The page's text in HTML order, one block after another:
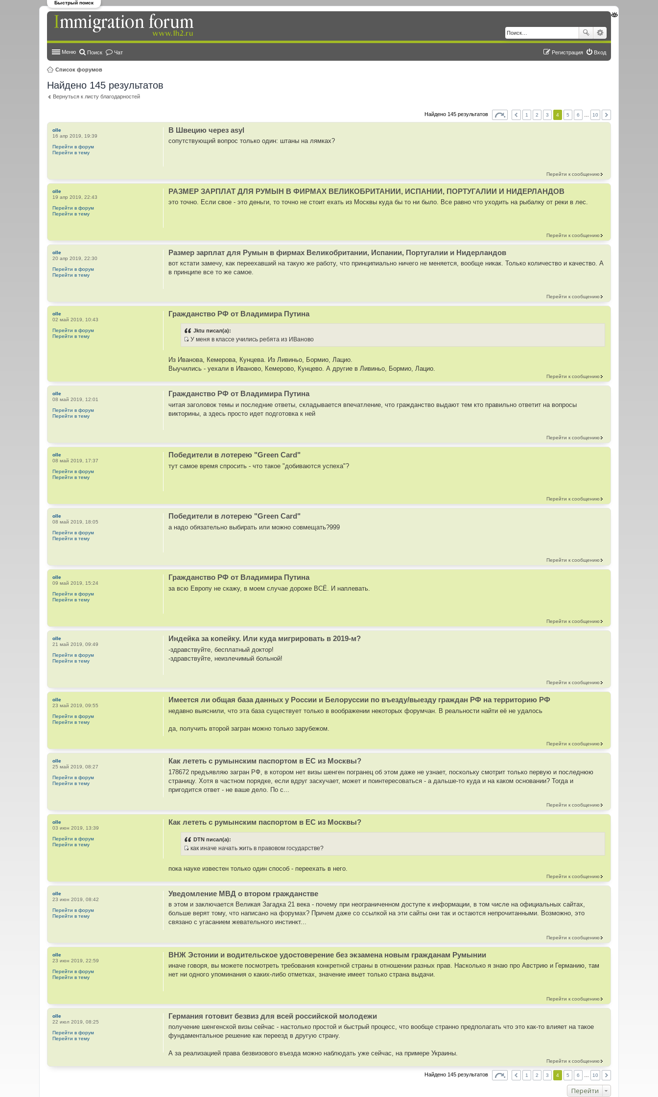
Меню Поиск Чат Вход
Регистрация
Список форумов
Быстрый поиск
Найдено 145 результатов
Вернуться к листу благодарностей
Найдено 145 результатов 1 2 3 4 5 6 10
olle
16 апр 2019, 19:39
Перейти в форум
Перейти в тему
В Швецию через asyl
сопутствующий вопрос только один: штаны на лямках?
Перейти к сообщению
olle
19 апр 2019, 22:43
Перейти в форум
Перейти в тему
РАЗМЕР ЗАРПЛАТ ДЛЯ РУМЫН В ФИРМАХ ВЕЛИКОБРИТАНИИ, ИСПАНИИ, ПОРТУГАЛИИ И НИДЕРЛАНДОВ
это точно. Если свое - это деньги, то точно не стоит ехать из Москвы куда бы то ни было. Все равно что уходить на рыбалку от реки в лес.
Перейти к сообщению
olle
20 апр 2019, 22:30
Перейти в форум
Перейти в тему
Размер зарплат для Румын в фирмах Великобритании, Испании, Португалии и Нидерландов
вот кстати замечу, как переехавший на такую же работу, что принципиально ничего не меняется, вообще никак. Только количество и качество. А
в принципе все то же самое.
Перейти к сообщению
olle
02 май 2019, 10:43
Перейти в форум
Перейти в тему
Гражданство РФ от Владимира Путина
Jktu писал(а):
И
т
о
ч
и
к
ц
а
ы
У меня в классе учились ребята из ИВаново
Из Иванова, Кемерова, Кунцева. Из Ливиньо, Бормио, Лацио.
Выучились - уехали в Иваново, Кемерово, Кунцево. А другие в Ливиньо, Бормио, Лацио.
Перейти к сообщению
olle
08 май 2019, 12:01
Перейти в форум
Перейти в тему
Гражданство РФ от Владимира Путина
читая заголовок темы и последние ответы, складывается впечатление, что гражданство выдают тем кто правильно ответит на вопросы
викторины, а здесь просто идет подготовка к ней
Перейти к сообщению
olle
08 май 2019, 17:37
Перейти в форум
Перейти в тему
Победители в лотерею "Green Card"
тут самое время спросить - что такое "добиваются успеха"?
Перейти к сообщению
olle
08 май 2019, 18:05
Перейти в форум
Перейти в тему
Победители в лотерею "Green Card"
а надо обязательно выбирать или можно совмещать?999
Перейти к сообщению
olle
09 май 2019, 15:24
Перейти в форум
Перейти в тему
Гражданство РФ от Владимира Путина
за всю Европу не скажу, в моем случае дороже ВСЁ. И наплевать.
Перейти к сообщению
olle
21 май 2019, 09:49
Перейти в форум
Перейти в тему
Индейка за копейку. Или куда мигрировать в 2019-м?
-здравствуйте, бесплатный доктор!
-здравствуйте, неизлечимый больной!
Перейти к сообщению
olle
23 май 2019, 09:55
Перейти в форум
Перейти в тему
Имеется ли общая база данных у России и Белоруссии по въезду/выезду граждан РФ на территорию РФ
недавно выяснили, что эта база существует только в воображении некоторых форумчан. В реальности найти её не удалось
да, получить второй загран можно только зарубежом.
Перейти к сообщению
olle
25 май 2019, 08:27
Перейти в форум
Перейти в тему
Как лететь с румынским паспортом в ЕС из Москвы?
178672 предъявляю загран РФ, в котором нет визы шенген погранец об этом даже не узнает, поскольку смотрит только первую и последнюю
страницу. Хотя в частном порядке, если вдруг заскучает, может и поинтересоваться - а дальше-то куда и на каком основании? Тогда и
пригодится ответ - не ваше дело. По с...
Перейти к сообщению
olle
03 июн 2019, 13:39
Перейти в форум
Перейти в тему
Как лететь с румынским паспортом в ЕС из Москвы?
DTN писал(а):
И
т
о
н
и
к
ц
т
а
ы
как иначе начать жить в правовом государстве?
пока науке известен только один способ - переехать в него.
Перейти к сообщению
olle
23 июн 2019, 08:42
Перейти в форум
Перейти в тему
Уведомление МВД о втором гражданстве
в этом и заключается Великая Загадка 21 века - почему при неограниченном доступе к информации, в том числе на официальных сайтах,
больше верят тому, что написано на форумах? Причем даже со ссылкой на эти сайты они так и остаются непрочитанными. Возможно, это
связано с угасанием жевательного инстинкт...
Перейти к сообщению
olle
23 июн 2019, 22:59
Перейти в форум
Перейти в тему
ВНЖ Эстонии и водительское удостоверение без экзамена новым гражданам Румынии
иначе говоря, вы можете посмотреть требования конкретной страны в отношении разных прав. Насколько я знаю про Австрию и Германию, там
нет ни одного упоминания о каких-либо отметках, значение имеет только страна выдачи.
Перейти к сообщению
olle
22 июл 2019, 08:25
Перейти в форум
Перейти в тему
Германия готовит безвиз для всей российской молодежи
получение шенгенской визы сейчас - настолько простой и быстрый процесс, что вообще странно предполагать что это как-то влияет на такое
фундаментальное решение как переезд в другую страну.
А за реализацией права безвизового въезда можно наблюдать уже сейчас, на примере Украины.
Перейти к сообщению
Найдено 145 результатов 1 2 3 4 5 6 … 10
Перейти